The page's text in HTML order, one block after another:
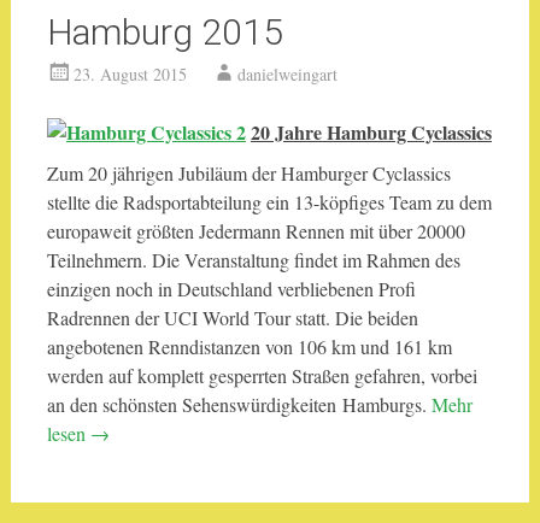
Hamburg 2015
23. August 2015 danielweingart
20 Jahre Hamburg Cyclassics
Zum 20 jährigen Jubiläum der Hamburger Cyclassics
stellte die Radsportabteilung ein 13-köpfiges Team zu dem
europaweit größten Jedermann Rennen mit über 20000
Teilnehmern. Die Veranstaltung findet im Rahmen des
einzigen noch in Deutschland verbliebenen Profi
Radrennen der UCI World Tour statt. Die beiden
angebotenen Renndistanzen von 106 km und 161 km
werden auf komplett gesperrten Straßen gefahren, vorbei
an den schönsten Sehenswürdigkeiten Hamburgs. Mehr
lesen →